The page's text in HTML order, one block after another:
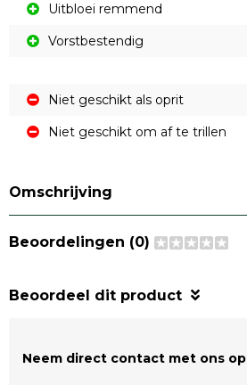
Uitbloei remmend
Vorstbestendig
Niet geschikt als oprit
Niet geschikt om af te trillen
Omschrijving
Beoordelingen (0)
Beoordeel dit product
Neem direct contact met ons op